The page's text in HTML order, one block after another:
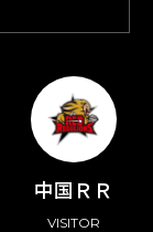
中国ＲＲ
VISITOR